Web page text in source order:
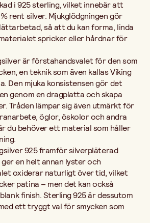
i 925 sterling, vilket innebär att
rent silver. Mjukglödgningen gör
så att du kan forma, linda
spricker eller hårdnar för
är förstahandsvalet för den som
en teknik som även kallas Viking
Den mjuka konsistensen gör det
genom en dragplatta och skapa
Tråden lämpar sig även utmärkt för
öglor, öskolor och andra
du behöver ett material som håller
925 framför silverpläterad
en helt annan lyster och
oxiderar naturligt över tid, vilket
patina – men det kan också
finish. Sterling 925 är dessutom
ett tryggt val för smycken som